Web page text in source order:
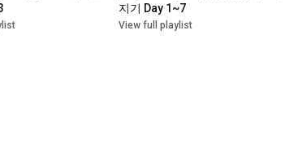
지기 Day 1~7
View full playlist